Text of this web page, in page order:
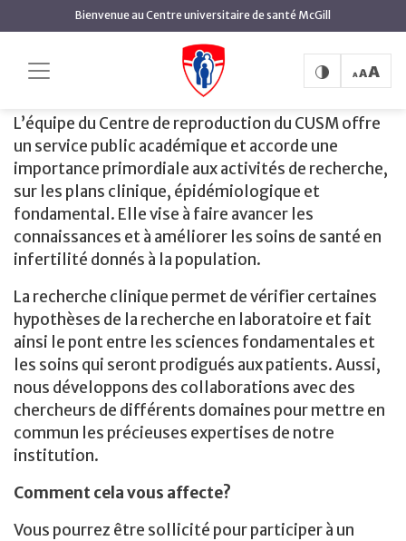
principal
Bienvenue au Centre universitaire de santé McGill
Centre de la reproduction du CUSM
L’équipe du Centre de reproduction du CUSM offre
un service public académique et accorde une
importance primordiale aux activités de recherche,
sur les plans clinique, épidémiologique et
fondamental. Elle vise à faire avancer les
connaissances et à améliorer les soins de santé en
infertilité donnés à la population.
La recherche clinique permet de vérifier certaines
hypothèses de la recherche en laboratoire et fait
ainsi le pont entre les sciences fondamentales et
les soins qui seront prodigués aux patients. Aussi,
nous développons des collaborations avec des
chercheurs de différents domaines pour mettre en
commun les précieuses expertises de notre
institution.
Comment cela vous affecte?
Vous pourrez être sollicité pour participer à un